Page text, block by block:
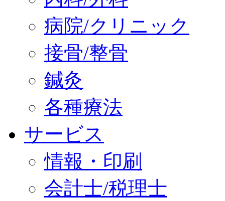
病院/クリニック
接骨/整骨
鍼灸
各種療法
サービス
情報・印刷
会計士/税理士